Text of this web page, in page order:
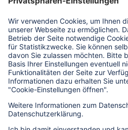
Kontaktformular
Bildrechte zu dieser Seite
Impressum